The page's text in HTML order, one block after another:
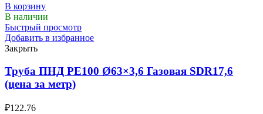
В корзину
В наличии
Быстрый просмотр
Добавить в избранное
Закрыть
Труба ПНД РЕ100 Ø63×3,6 Газовая SDR17,6
(цена за метр)
₽122.76